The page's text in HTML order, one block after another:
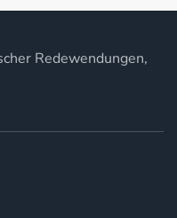
Redewendungen,